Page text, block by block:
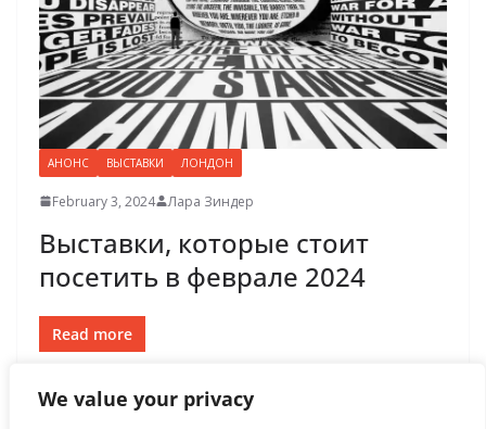
We value your privacy
АНОНС ВЫСТАВКИ ЛОНДОН
February 3, 2024 Лара Зиндер
Выставки, которые стоит
посетить в феврале 2024
Read more